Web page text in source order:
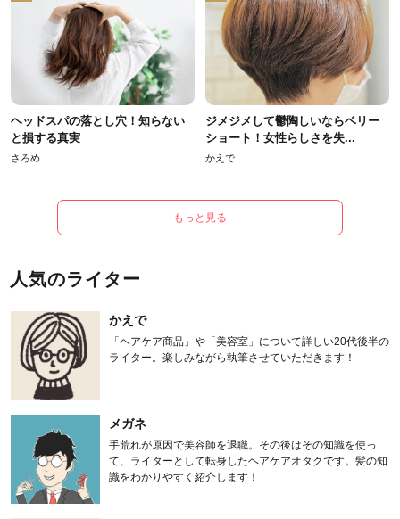
ヘッドスパの落とし穴！知らない
と損する真実
さろめ
ジメジメして鬱陶しいならベリー
ショート！女性らしさを失...
かえで
もっと見る
人気のライター
かえで
「ヘアケア商品」や「美容室」について詳しい20代後半の
ライター。楽しみながら執筆させていただきます！
メガネ
手荒れが原因で美容師を退職。その後はその知識を使っ
て、ライターとして転身したヘアケアオタクです。髪の知
識をわかりやすく紹介します！